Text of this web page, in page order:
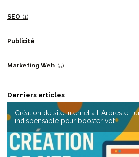
SEO (1)
Publicité
Marketing Web (5)
Derniers articles
à L'Arbresle : un atout
booster vot